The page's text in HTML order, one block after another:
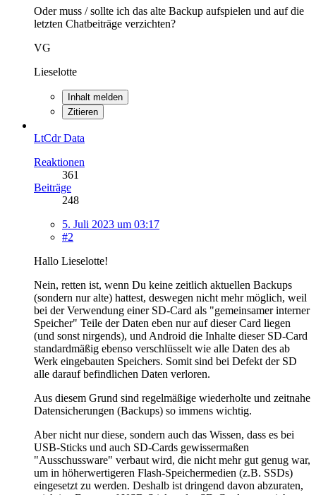
Oder muss / sollte ich das alte Backup aufspielen und auf die
letzten Chatbeiträge verzichten?
VG
Lieselotte
Inhalt melden
Zitieren
LtCdr Data
Reaktionen
361
Beiträge
248
5. Juli 2023 um 03:17
#2
Hallo Lieselotte!
Nein, retten ist, wenn Du keine zeitlich aktuellen Backups
(sondern nur alte) hattest, deswegen nicht mehr möglich, weil
bei der Verwendung einer SD-Card als "gemeinsamer interner
Speicher" Teile der Daten eben nur auf dieser Card liegen
(und sonst nirgends), und Android die Inhalte dieser SD-Card
standardmäßig ebenso verschlüsselt wie alle Daten des ab
Werk eingebauten Speichers. Somit sind bei Defekt der SD
alle darauf befindlichen Daten verloren.
Aus diesem Grund sind regelmäßige wiederholte und zeitnahe
Datensicherungen (Backups) so immens wichtig.
Aber nicht nur diese, sondern auch das Wissen, dass es bei
USB-Sticks und auch SD-Cards gewissermaßen
"Ausschussware" verbaut wird, die nicht mehr gut genug war,
um in höherwertigeren Flash-Speichermedien (z.B. SSDs)
eingesetzt zu werden. Deshalb ist dringend davon abzuraten,